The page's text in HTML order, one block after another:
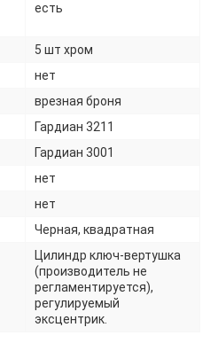
есть
5 шт хром
нет
врезная броня
Гардиан 3211
Гардиан 3001
нет
нет
Черная, квадратная
Цилиндр ключ-вертушка
(производитель не
регламентируется),
регулируемый
эксцентрик.